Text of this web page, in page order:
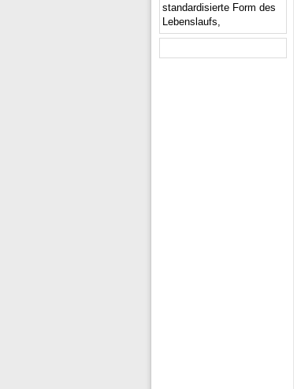
standardisierte Form des
Lebenslaufs,